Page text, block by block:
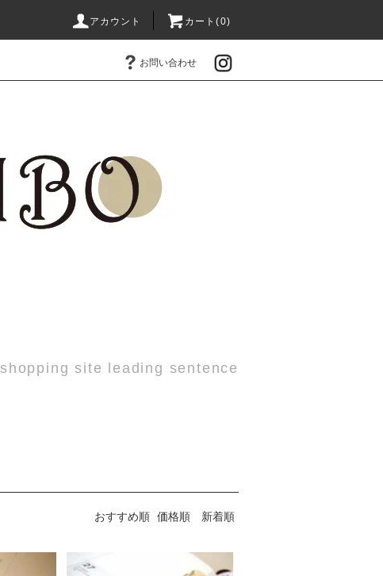
アカウント カート(0)
お問い合わせ
shopping site leading sentence
おすすめ順 価格順 新着順